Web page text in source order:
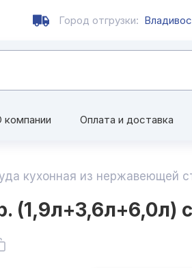
Город отгрузки:
компании Оплата и доставка
кухонная из нержавеющей
(1,9л+3,6л+6,0л)